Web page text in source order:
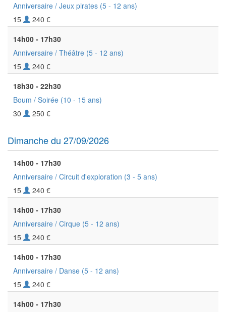
Anniversaire / Jeux pirates (5 - 12 ans)
15
240 €
14h00 - 17h30
Anniversaire / Théâtre (5 - 12 ans)
15
240 €
18h30 - 22h30
Boum / Soirée (10 - 15 ans)
30
250 €
Dimanche du 27/09/2026
14h00 - 17h30
Anniversaire / Circuit d'exploration (3 - 5 ans)
15
240 €
14h00 - 17h30
Anniversaire / Cirque (5 - 12 ans)
15
240 €
14h00 - 17h30
Anniversaire / Danse (5 - 12 ans)
15
240 €
14h00 - 17h30